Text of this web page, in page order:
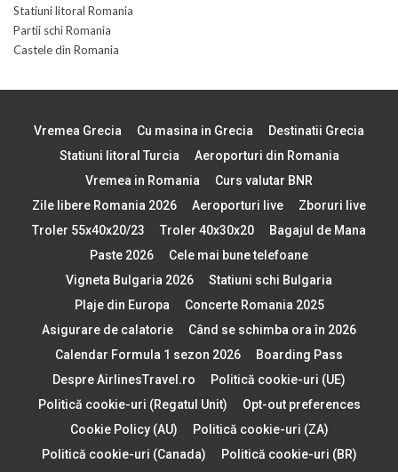
Statiuni litoral Romania
Partii schi Romania
Castele din Romania
Vremea Grecia Cu masina in Grecia
Destinatii Grecia
Statiuni litoral Turcia
Aeroporturi din Romania
Vremea in Romania
Curs valutar BNR
Zile libere Romania 2026
Aeroporturi live
Zboruri live
Troler 55x40x20/23
Troler 40x30x20
Bagajul de Mana
Paste 2026
Cele mai bune telefoane
Vigneta Bulgaria 2026
Statiuni schi Bulgaria
Plaje din Europa
Concerte Romania 2025
Asigurare de calatorie
Când se schimba ora în 2026
Calendar Formula 1 sezon 2026
Boarding Pass
Despre AirlinesTravel.ro
Politică cookie-uri (UE)
Politică cookie-uri (Regatul Unit)
Opt-out preferences
Cookie Policy (AU)
Politică cookie-uri (ZA)
Politică cookie-uri (Canada)
Politică cookie-uri (BR)